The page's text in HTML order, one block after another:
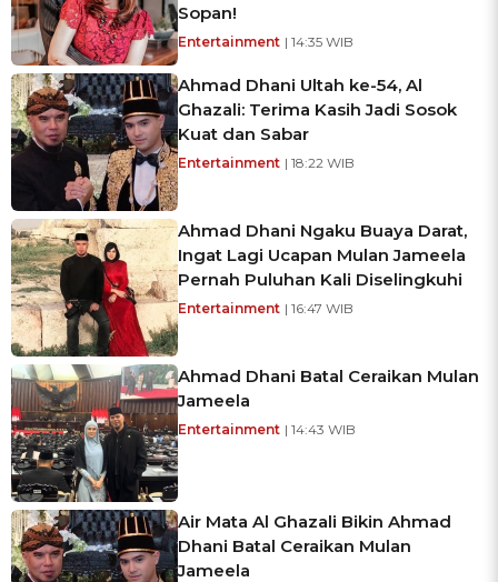
Sopan!
Entertainment | 14:35 WIB
Ahmad Dhani Ultah ke-54, Al
Ghazali: Terima Kasih Jadi Sosok
Kuat dan Sabar
Entertainment | 18:22 WIB
Ahmad Dhani Ngaku Buaya Darat,
Ingat Lagi Ucapan Mulan Jameela
Pernah Puluhan Kali Diselingkuhi
Entertainment | 16:47 WIB
Ahmad Dhani Batal Ceraikan Mulan
Jameela
Entertainment | 14:43 WIB
Air Mata Al Ghazali Bikin Ahmad
Dhani Batal Ceraikan Mulan
Jameela